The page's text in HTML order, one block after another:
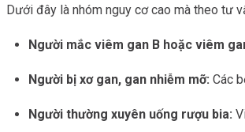
Dưới đây là nhóm nguy cơ cao mà theo tư
Người mắc viêm gan B hoặc viêm
Người bị xơ gan, gan nhiễm mỡ: Các
Người thường xuyên uống rượu bia: